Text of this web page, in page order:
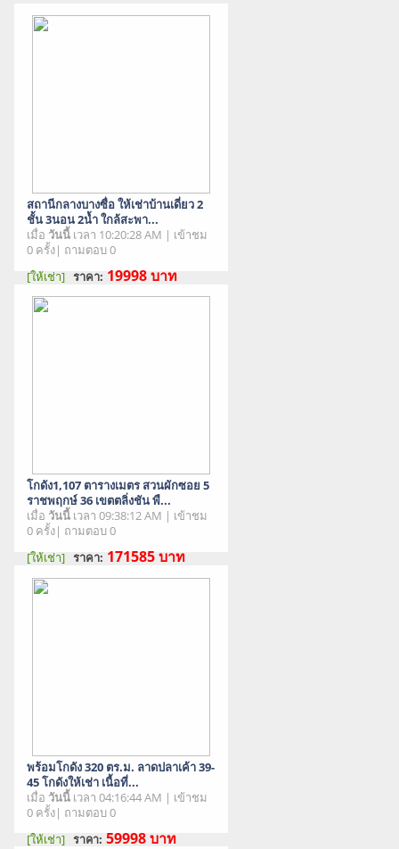
สถานีกลางบางซื่อ ให้เช่าบ้านเดี่ยว 2
ชั้น 3นอน 2น้ำ ใกล้สะพา...
เมื่อ วันนี้เวลา 10:20:28 AM | เข้าชม
0 ครั้ง| ถามตอบ 0
[ให้เช่า] ราคา: 19998บาท
โกดัง1,107 ตารางเมตร สวนผักซอย 5
ราชพฤกษ์ 36 เขตตลิ่งชัน พื...
เมื่อ วันนี้เวลา 09:38:12 AM | เข้าชม
0 ครั้ง| ถามตอบ 0
[ให้เช่า] ราคา: 171585บาท
พร้อมโกดัง 320 ตร.ม. ลาดปลาเค้า 39-
45 โกดังให้เช่า เนื้อที่...
เมื่อ วันนี้เวลา 04:16:44 AM | เข้าชม
0 ครั้ง| ถามตอบ 0
[ให้เช่า] ราคา: 59998บาท